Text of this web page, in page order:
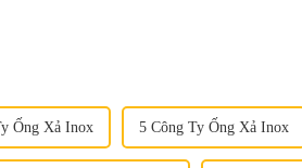
Ống Xả Inox 5 Công Ty Ống Xả Inox